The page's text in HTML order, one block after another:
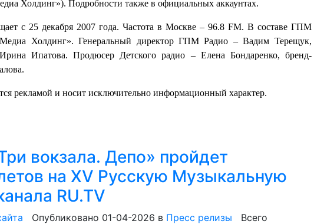
Холдинг»). Подробности также в официальных аккаунтах.
с 25 декабря 2007 года. Частота в Москве – 96.8 FM. В составе ГПМ
Холдинг». Генеральный директор ГПМ Радио – Вадим Терещук,
Ипатова. Продюсер Детского радио – Елена Бондаренко, бренд-
рекламой и носит исключительно информационный характер.
вокзала. Депо» пройдет
на XV Русскую Музыкальную
RU.TV
Опубликовано 01-04-2026 в Пресс релизы Всего